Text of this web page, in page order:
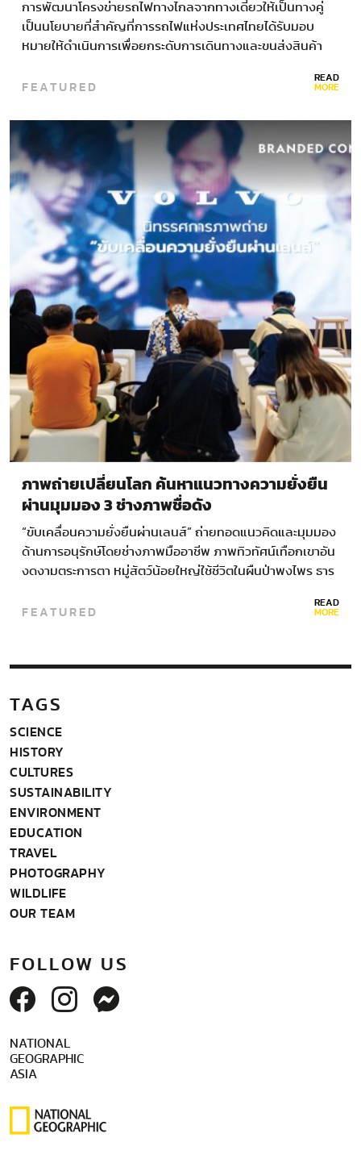
การพัฒนาโครงข่ายรถไฟทางไกลจากทางเดี่ยวให้เป็นทางคู่
เป็นนโยบายที่สำคัญที่การรถไฟแห่งประเทศไทยได้รับมอบ
หมายให้ดำเนินการเพื่อยกระดับการเดินทางและขนส่งสินค้า
ขับเคลื่อนเศรษฐกิจของประเทศให้เจริญรุดหน้าได้อย่างมั่นคง
FEATURED READ
MORE
ภาพถ่ายเปลี่ยนโลก ค้นหาแนวทางความยั่งยืน
ผ่านมุมมอง 3 ช่างภาพชื่อดัง
“ขับเคลื่อนความยั่งยืนผ่านเลนส์” ถ่ายทอดแนวคิดและมุมมอง
ด้านการอนุรักษ์โดยช่างภาพมืออาชีพ ภาพทิวทัศน์เทือกเขาอัน
งดงามตระการตา หมู่สัตว์น้อยใหญ่ใช้ชีวิตในผืนป่าพงไพร ธาร
ภาพที่หลายคนจินตนาการออกมาเมื่อกล่าวถึง…
FEATURED READ
MORE
TAGS
SCIENCE
HISTORY
CULTURES
SUSTAINABILITY
ENVIRONMENT
EDUCATION
TRAVEL
PHOTOGRAPHY
WILDLIFE
OUR TEAM
FOLLOW US
NATIONAL
GEOGRAPHIC
ASIA